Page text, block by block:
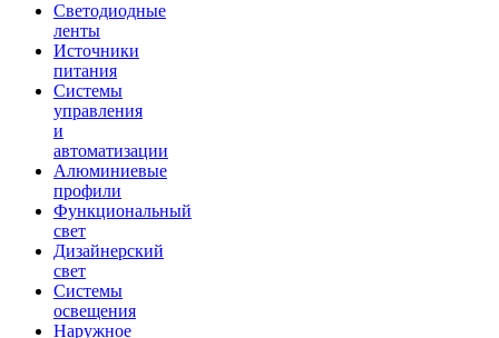
Светодиодные
ленты
Источники
питания
Системы
управления
и
автоматизации
Алюминиевые
профили
Функциональный
свет
Дизайнерский
свет
Системы
освещения
Наружное